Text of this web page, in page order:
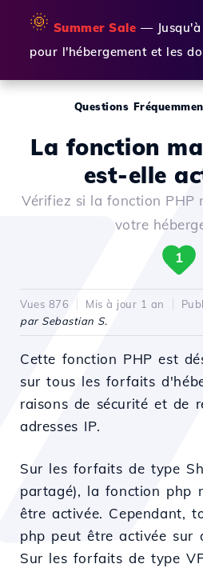
🌞 Summer Sale — Jusqu'à
pour l'hébergement et les
Questions
La fonction
est-elle
Vérifiez si la fonction PHP
votre
1
Vues 876 Mis à jour 1 an
par Sebastian S.
Cette fonction PHP est
sur tous les forfaits
raisons de sécurité et de
adresses IP.
Sur les forfaits de type
partagé), la fonction php
être activée. Cependant,
php peut être activée sur
Sur les forfaits de type